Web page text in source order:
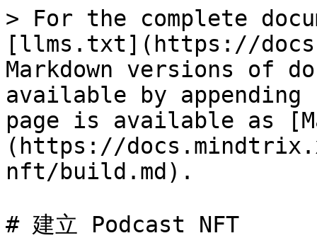
> For the complete
[llms.txt](https://
Markdown versions of
available by
page is available as
(https://
nft/build.md).
# 建立 Podcast NFT